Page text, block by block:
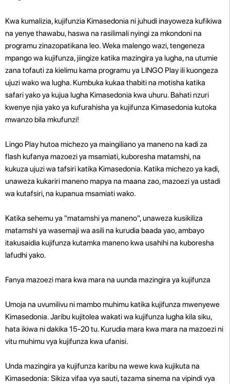
Kwa kumalizia, kujifunzia Kimasedonia ni juhudi inayoweza kufikiwa
na yenye thawabu, haswa na rasilimali nyingi za mkondoni na
programu zinazopatikana leo. Weka malengo wazi, tengeneza
mpango wa kujifunza, jiingize katika mazingira ya lugha, na utumie
zana tofauti za kielimu kama programu ya LINGO Play ili kuongeza
ujuzi wako wa lugha. Kumbuka kukaa thabiti na motisha katika
safari yako ya kujua lugha Kimasedonia kwa uhuru. Bahati nzuri
kwenye njia yako ya kufurahisha ya kujifunza Kimasedonia kutoka
mwanzo bila mkufunzi!
Lingo Play hutoa michezo ya maingiliano ya maneno na kadi za
flash kufanya mazoezi ya msamiati, kuboresha matamshi, na
kukuza ujuzi wa tafsiri katika Kimasedonia. Katika michezo ya kadi,
unaweza kukariri maneno mapya na maana zao, mazoezi ya ustadi
wa kutafsiri, na kupanua msamiati wako.
Katika sehemu ya "matamshi ya maneno", unaweza kusikiliza
matamshi ya wasemaji wa asili na kurudia baada yao, ambayo
itakusaidia kujifunza kutamka maneno kwa usahihi na kuboresha
lafudhi yako.
Fanya mazoezi mara kwa mara na uunda mazingira ya kujifunza
Umoja na uvumilivu ni mambo muhimu katika kujifunza mwenyewe
Kimasedonia. Jaribu kujitolea wakati wa kujifunza lugha kila siku,
hata ikiwa ni dakika 15-20 tu. Kurudia mara kwa mara na mazoezi ni
vitu muhimu vya kujifunza kwa ufanisi.
Unda mazingira ya kujifunza karibu na wewe kwa kujikuta na
Kimasedonia: Sikiza vifaa vya sauti, tazama sinema na vipindi vya